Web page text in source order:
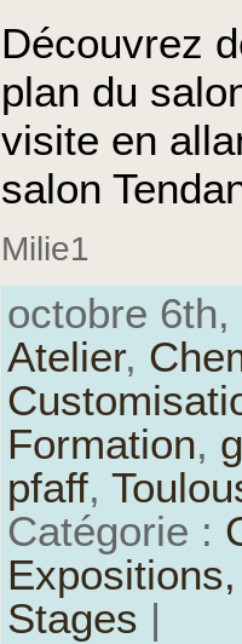
Découvrez
plan du
visite en
salon
Milie1
octobre 6th,
Atelier,
Formation,
pfaff,
Catégorie :
Stages |